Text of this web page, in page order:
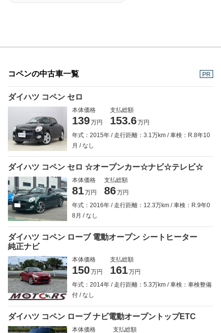
コペンの中古車一覧 PR
ダイハツ コペン セロ
本体価格
139万円
支払総額
153.6万円
年式：2015年
走行距離：3.1万km
車検：R.8年10
月
なし
ダイハツ コペン セロ ☆オープンカー☆ナビ☆テレビ☆
本体価格
81万円
支払総額
86万円
年式：2016年
走行距離：12.3万km
車検：R.9年0
8月
なし
ダイハツ コペン ローブ 電動オープン シートヒーター
純正ナビ
本体価格
150万円
支払総額
161万円
年式：2014年
走行距離：5.3万km
車検：車検整備
付
なし
ダイハツ コペン ローブ ナビ電動オープントップETC
本体価格 支払総額